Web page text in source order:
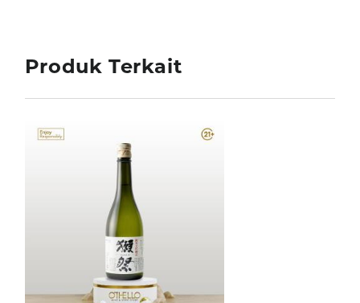
Produk Terkait